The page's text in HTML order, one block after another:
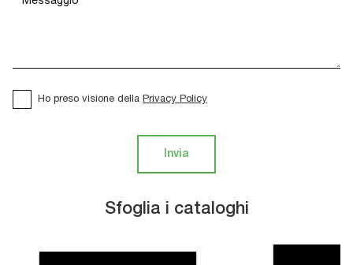
Sfoglia i cataloghi
Ho preso visione della Privacy Policy
Invia